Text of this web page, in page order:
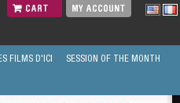
CART MY ACCOUNT
FILMS D'ICI SESSION OF THE MONTH